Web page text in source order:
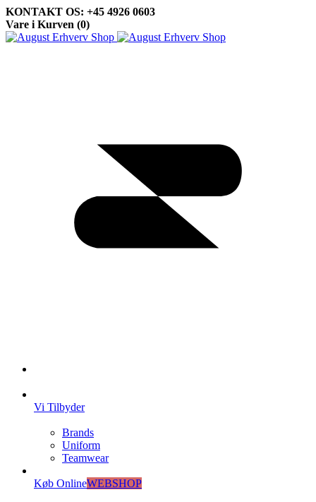
KONTAKT OS: +45 4926 0603
Vare i Kurven (0)
Vi Tilbyder
Brands
Uniform
Teamwear
Køb OnlineWEBSHOP